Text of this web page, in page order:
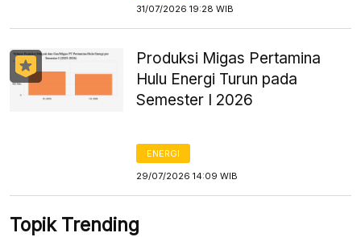
31/07/2026 19:28 WIB
Produksi Migas Pertamina
Hulu Energi Turun pada
Semester I 2026
ENERGI
29/07/2026 14:09 WIB
Topik Trending